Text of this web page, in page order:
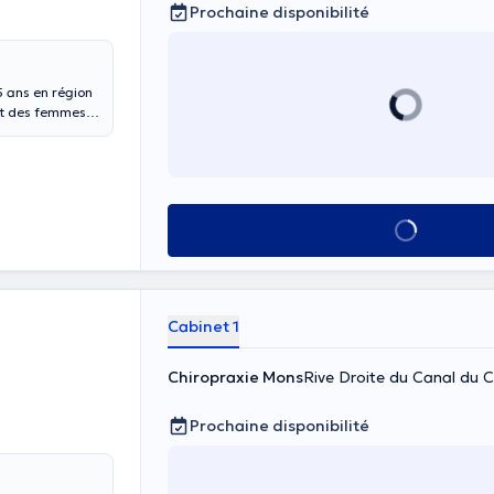
ans en région
Prochaine disponibilité
Voir tout
Cabinet 1
Chiropraxie MonsRive Droite du Canal du
Prochaine disponibilité